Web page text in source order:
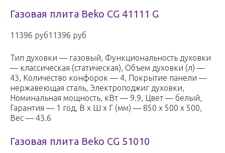
Газовая плита Beko CG 41111 G
11396 руб11396 руб
Тип духовки — газовый, Функциональность духовки
— классическая (статическая), Объем духовки (л) —
43, Количество конфорок — 4, Покрытие панели —
нержавеющая сталь, Электроподжиг духовки,
Номинальная мощность, кВт — 9.9, Цвет — белый,
Гарантия — 1 год, В x Ш x Г (мм) — 850 x 500 x 500,
Вес — 43.6
Газовая плита Beko CG 51010